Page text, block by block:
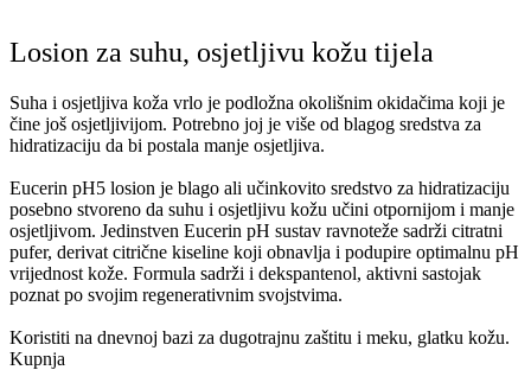
Losion za suhu, osjetljivu kožu tijela
Suha i osjetljiva koža vrlo je podložna okolišnim okidačima koji je
čine još osjetljivijom. Potrebno joj je više od blagog sredstva za
hidratizaciju da bi postala manje osjetljiva.
Eucerin pH5 losion je blago ali učinkovito sredstvo za hidratizaciju
posebno stvoreno da suhu i osjetljivu kožu učini otpornijom i manje
osjetljivom. Jedinstven Eucerin pH sustav ravnoteže sadrži citratni
pufer, derivat citrične kiseline koji obnavlja i podupire optimalnu pH
vrijednost kože. Formula sadrži i dekspantenol, aktivni sastojak
poznat po svojim regenerativnim svojstvima.
Koristiti na dnevnoj bazi za dugotrajnu zaštitu i meku, glatku kožu.
Kupnja